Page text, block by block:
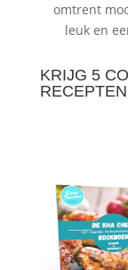
omtrent
leuk en
KRIJG 5